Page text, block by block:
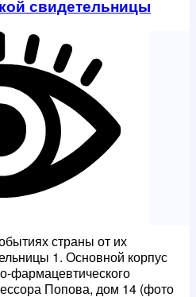
свидетельницы
страны от их
1. Основной корпус
фармацевтического
Попова, дом 14 (фото